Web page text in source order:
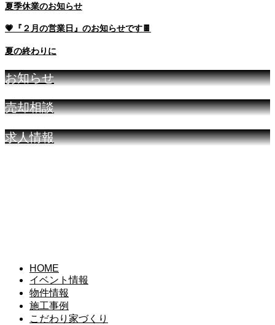
夏季休業のお知らせ
💗『２月の営業日』のお知らせです🍫
夏の終わりに
お知らせ
売却相談
求人情報
HOME
イベント情報
物件情報
施工事例
こだわり家づくり